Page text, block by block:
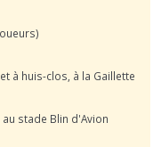
à huis-clos, à la Gaillette
au stade Blin d'Avion